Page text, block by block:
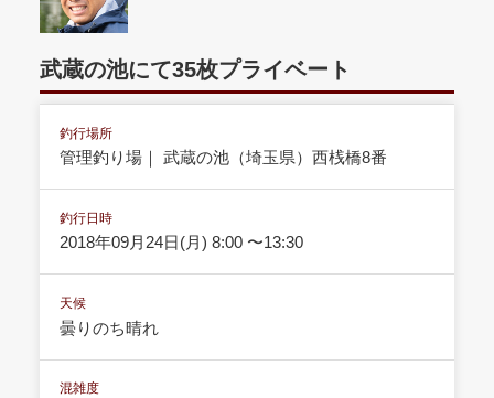
武蔵の池にて35枚プライベート
釣行場所
管理釣り場｜ 武蔵の池（埼玉県）西桟橋8番
釣行日時
2018年09月24日(月) 8:00 〜13:30
天候
曇りのち晴れ
混雑度